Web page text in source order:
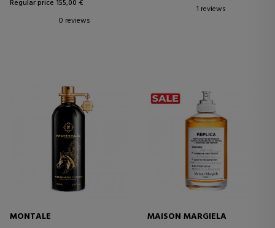
Regular price 155,00 €
0 reviews
1 reviews
MONTALE
MAISON MARGIELA